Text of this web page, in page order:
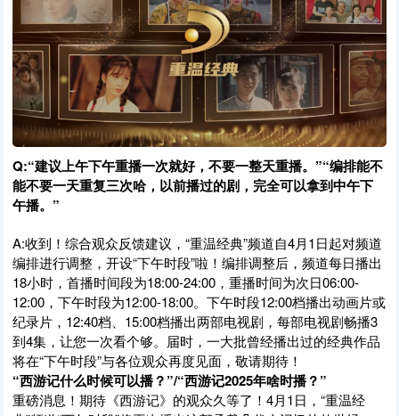
Q:“建议上午下午重播一次就好，不要一整天重播。”“编排能不
能不要一天重复三次哈，以前播过的剧，完全可以拿到中午下
午播。”
A:收到！综合观众反馈建议，“重温经典”频道自4月1日起对频道
编排进行调整，开设“下午时段”啦！编排调整后，频道每日播出
18小时，首播时间段为18:00-24:00，重播时间为次日06:00-
12:00，下午时段为12:00-18:00。下午时段12:00档播出动画片或
纪录片，12:40档、15:00档播出两部电视剧，每部电视剧畅播3
到4集，让您一次看个够。届时，一大批曾经播出过的经典作品
将在“下午时段”与各位观众再度见面，敬请期待！
“西游记什么时候可以播？”/“西游记2025年啥时播？”
重磅消息！期待《西游记》的观众久等了！4月1日，“重温经